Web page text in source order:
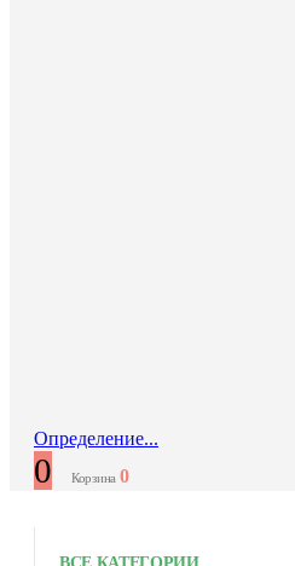
Определение...
0 Корзина 0